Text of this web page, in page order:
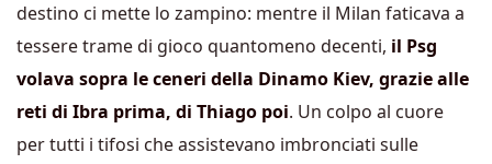
destino ci mette lo zampino: mentre il Milan faticava a
tessere trame di gioco quantomeno decenti, il Psg
volava sopra le ceneri della Dinamo Kiev, grazie alle
reti di Ibra prima, di Thiago poi. Un colpo al cuore
per tutti i tifosi che assistevano imbronciati sulle